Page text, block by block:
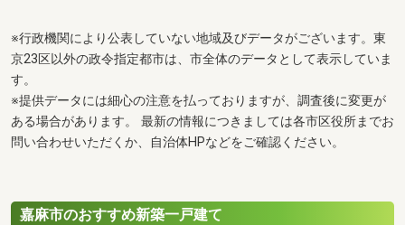
※行政機関により公表していない地域及びデータがございます。東
京23区以外の政令指定都市は、市全体のデータとして表示していま
す。
※提供データには細心の注意を払っておりますが、調査後に変更が
ある場合があります。 最新の情報につきましては各市区役所までお
問い合わせいただくか、自治体HPなどをご確認ください。
嘉麻市のおすすめ新築一戸建て